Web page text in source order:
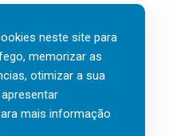
de regresso aos
Top Wellbeing 2026.
místico.»
neste site para
memorizar as
otimizar a sua
mais informação